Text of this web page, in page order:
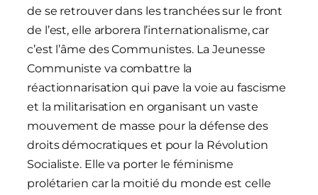
de se retrouver dans les tranchées sur le front
de l’est, elle arborera l’internationalisme, car
c’est l’âme des Communistes. La Jeunesse
Communiste va combattre la
réactionnarisation qui pave la voie au fascisme
et la militarisation en organisant un vaste
mouvement de masse pour la défense des
droits démocratiques et pour la Révolution
Socialiste. Elle va porter le féminisme
prolétarien car la moitié du monde est celle